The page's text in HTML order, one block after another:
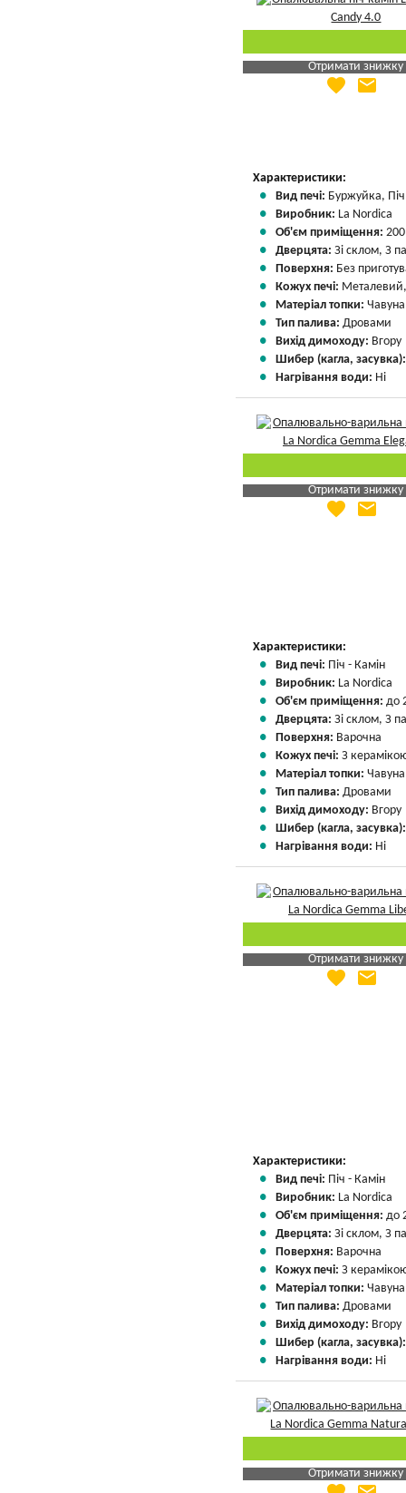
Отримати знижку
Яка Ваша ціна
favorite email
Характеристики:
Вид печі: Буржуйка,
Виробник: La Nordica
Об'єм приміщення:
Дверцята: Зі склом, З
Поверхня: Без
Кожух печі:
Матеріал топки: Чавуна
Тип палива: Дровами
Вихід димоходу: Вгору
Шибер (кагла,
Нагрівання води: Ні
Отримати знижку
Яка Ваша ціна
favorite email
Характеристики:
Вид печі: Піч - Камін
Виробник: La Nordica
Об'єм приміщення: до
Дверцята: Зі склом, З
Поверхня: Варочна
Кожух печі: З
Матеріал топки: Чавуна
Тип палива: Дровами
Вихід димоходу: Вгору
Шибер (кагла,
Нагрівання води: Ні
Отримати знижку
Яка Ваша ціна
favorite email
Характеристики:
Вид печі: Піч - Камін
Виробник: La Nordica
Об'єм приміщення: до
Дверцята: Зі склом, З
Поверхня: Варочна
Кожух печі: З
Матеріал топки: Чавуна
Тип палива: Дровами
Вихід димоходу: Вгору
Шибер (кагла,
Нагрівання води: Ні
Отримати знижку